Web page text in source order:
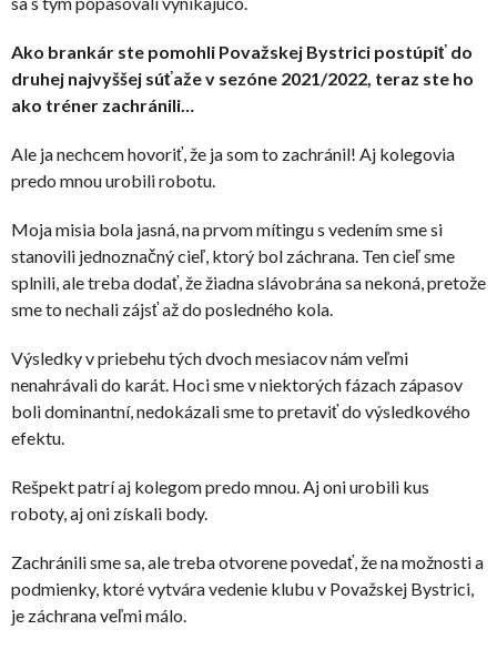
Ako brankár ste pomohli Považskej Bystrici postúpiť do
druhej najvyššej súťaže v sezóne 2021/2022, teraz ste ho
ako tréner zachránili…
Ale ja nechcem hovoriť, že ja som to zachránil! Aj kolegovia
predo mnou urobili robotu.
Moja misia bola jasná, na prvom mítingu s vedením sme si
stanovili jednoznačný cieľ, ktorý bol záchrana. Ten cieľ sme
splnili, ale treba dodať, že žiadna slávobrána sa nekoná, pretože
sme to nechali zájsť až do posledného kola.
Výsledky v priebehu tých dvoch mesiacov nám veľmi
nenahrávali do karát. Hoci sme v niektorých fázach zápasov
boli dominantní, nedokázali sme to pretaviť do výsledkového
efektu.
Rešpekt patrí aj kolegom predo mnou. Aj oni urobili kus
roboty, aj oni získali body.
Zachránili sme sa, ale treba otvorene povedať, že na možnosti a
podmienky, ktoré vytvára vedenie klubu v Považskej Bystrici,
je záchrana veľmi málo.